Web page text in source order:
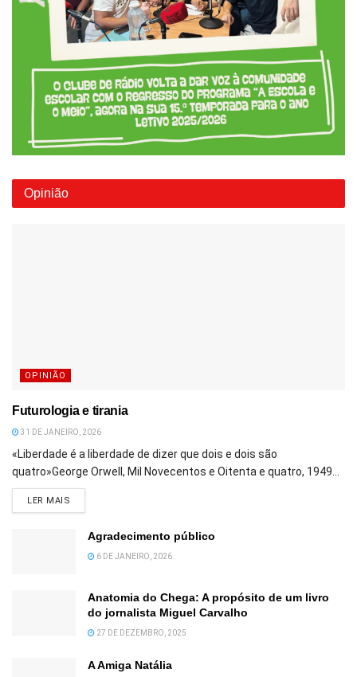
Opinião
OPINIÃO
Futurologia e tirania
31 DE JANEIRO, 2026
«Liberdade é a liberdade de dizer que dois e dois são
quatro»George Orwell, Mil Novecentos e Oitenta e quatro, 1949...
LER MAIS
Agradecimento público
6 DE JANEIRO, 2026
Anatomia do Chega: A propósito de um livro
do jornalista Miguel Carvalho
27 DE DEZEMBRO, 2025
A Amiga Natália